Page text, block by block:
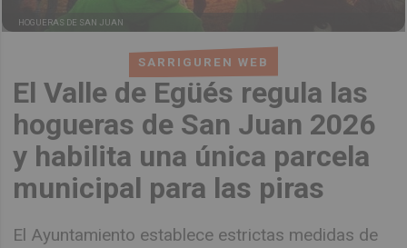
SARRIGUREN WEB
El Valle de Egüés regula las
hogueras de San Juan 2026
y habilita una única parcela
municipal para las piras
El Ayuntamiento establece estrictas medidas de
HOGUERAS DE SAN JUAN